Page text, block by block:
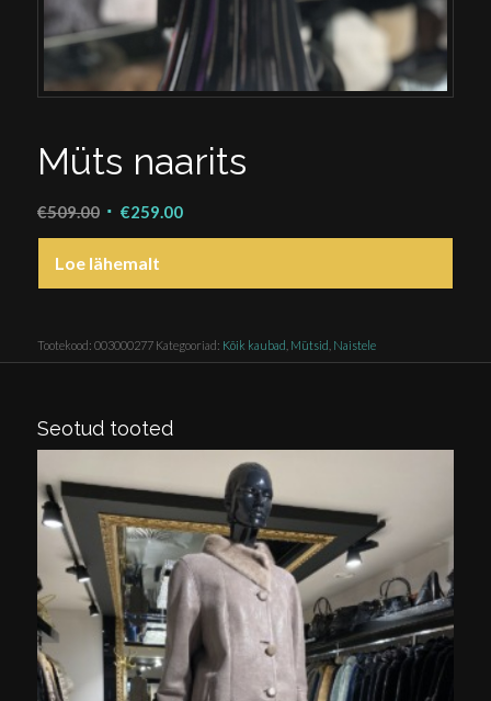
Müts naarits
€509.00 Algne
hind
oli:
€509.00.
€259.00Praegune
hind
€259.00.
Loe lähemalt
Tootekood: 003000277 Kategooriad: Kõik kaubad Mütsid Naistele
Seotud tooted